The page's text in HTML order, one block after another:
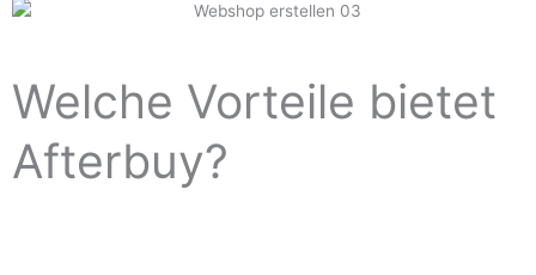
Welche Vorteile bietet
Afterbuy?